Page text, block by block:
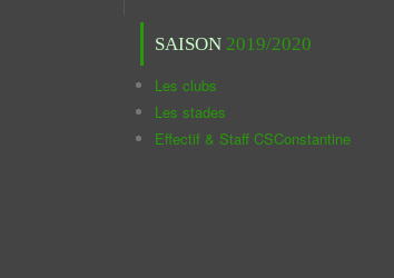
SAISON 2019/2020
Les clubs
Les stades
Effectif & Staff CSConstantine